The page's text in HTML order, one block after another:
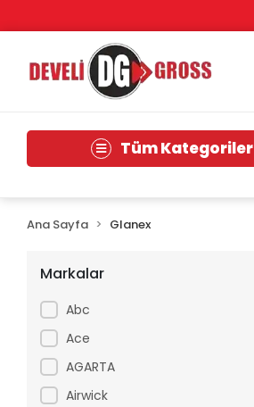
Tüm Kategoriler
Ana Sayfa Glanex
Markalar
Abc
Ace
AGARTA
Airwick